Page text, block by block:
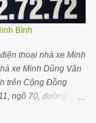
Bình
thoại nhà xe Minh
xe Minh Dũng Văn
trên Cộng Đồng
ngõ 70, đường